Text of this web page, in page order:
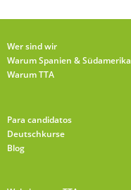
Wer sind wir
Warum Spanien & Südamerika
Warum TTA
Para candidatos
Deutschkurse
Blog